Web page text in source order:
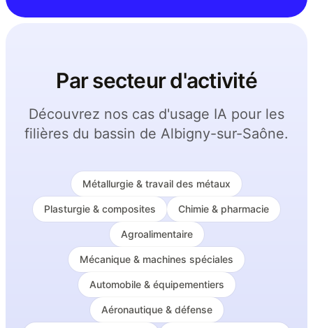
Par secteur d'activité
Découvrez nos cas d'usage IA pour les
filières du bassin de Albigny-sur-Saône.
Métallurgie & travail des métaux
Plasturgie & composites Chimie & pharmacie
Agroalimentaire
Mécanique & machines spéciales
Automobile & équipementiers
Aéronautique & défense